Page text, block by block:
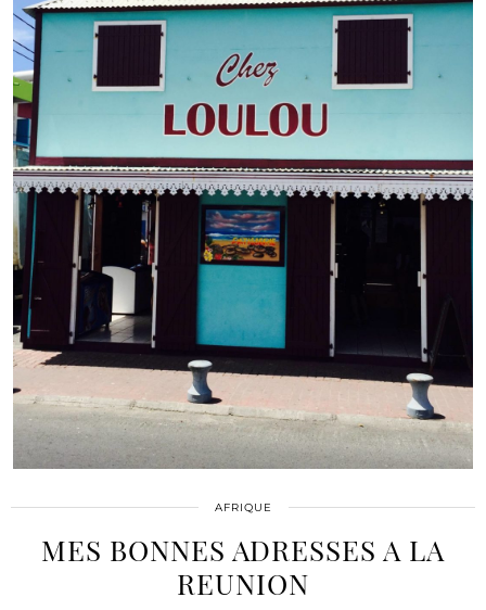
AFRIQUE
MES BONNES ADRESSES A LA
REUNION